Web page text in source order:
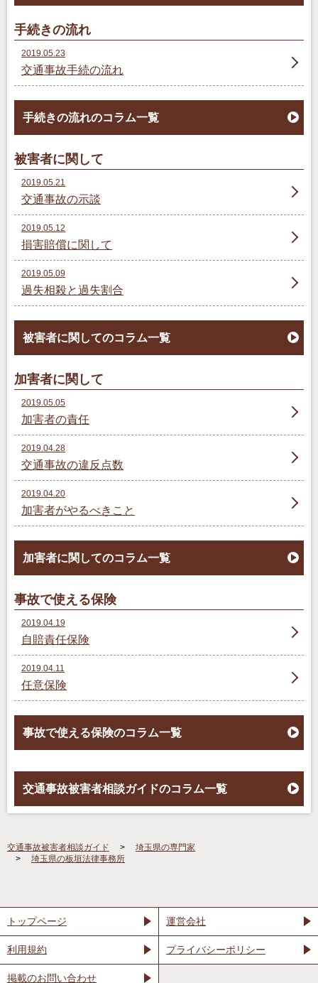
手続きの流れ
2019.05.23
交通事故手続の流れ
手続きの流れのコラム一覧
被害者に関して
2019.05.21
交通事故の示談
2019.05.12
損害賠償に関して
2019.05.09
過失相殺と過失割合
被害者に関してのコラム一覧
加害者に関して
2019.05.05
加害者の責任
2019.04.28
交通事故の違反点数
2019.04.20
加害者がやるべきこと
加害者に関してのコラム一覧
事故で使える保険
2019.04.19
自賠責任保険
2019.04.11
任意保険
事故で使える保険のコラム一覧
交通事故被害者相談ガイドのコラム一覧
交通事故被害者相談ガイド
埼玉県の専門家
埼玉県の板垣法律事務所
トップページ 運営会社
利用規約 プライバシーポリシー
掲載のお問い合わせ